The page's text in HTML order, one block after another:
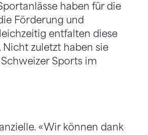
haben für die
Förderung und
entfalten diese
zuletzt haben sie
Sports im
«Wir können dank